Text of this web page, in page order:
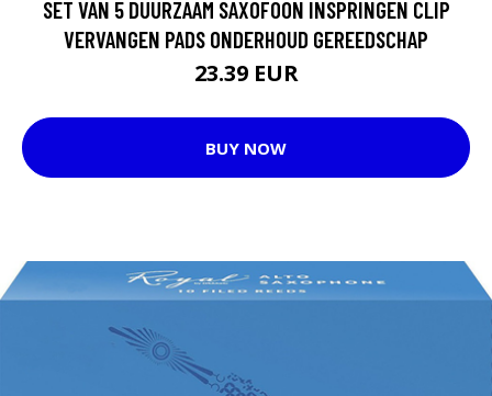
SET VAN 5 DUURZAAM SAXOFOON INSPRINGEN CLIP
VERVANGEN PADS ONDERHOUD GEREEDSCHAP
23.39 EUR
BUY NOW